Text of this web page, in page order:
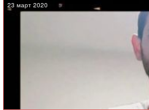
23 март 2020